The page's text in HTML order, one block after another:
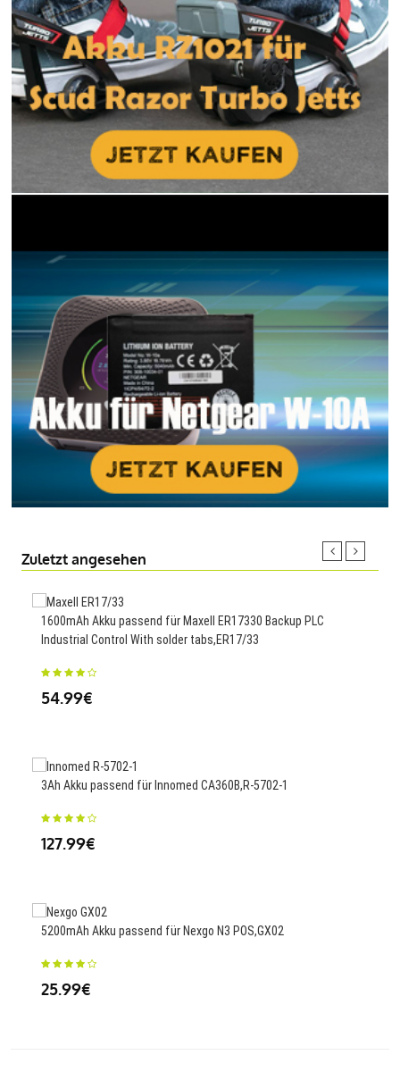
Zuletzt angesehen
1600mAh Akku passend für Maxell ER17330 Backup PLC
Industrial Control With solder tabs,ER17/33
54.99€
3Ah Akku passend für Innomed CA360B,R-5702-1
127.99€
5200mAh Akku passend für Nexgo N3 POS,GX02
25.99€